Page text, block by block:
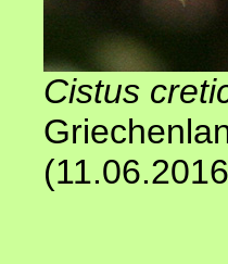
Cistus